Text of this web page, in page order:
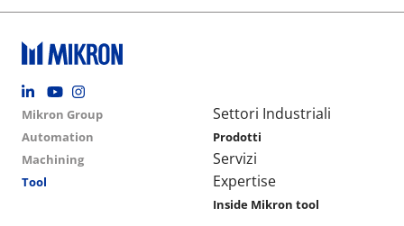
Footer social
Group menu
Mikron Group
Automation
Machining
Tool
Main navigation
Settori Industriali
Prodotti
Servizi
Expertise
Inside Mikron tool